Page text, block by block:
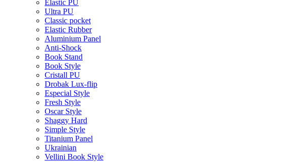
Elastic PU
Ultra PU
Classic pocket
Elastic Rubber
Aluminium Panel
Anti-Shock
Book Stand
Book Style
Cristall PU
Drobak Lux-flip
Especial Style
Fresh Style
Oscar Style
Shaggy Hard
Simple Style
Titanium Panel
Ukrainian
Vellini Book Style